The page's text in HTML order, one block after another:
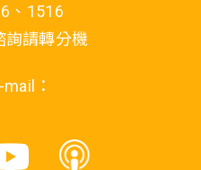
、1516
詢請轉分機
：